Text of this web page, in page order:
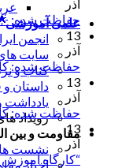
علمی آموزشی
انجمن
سایت
کتاب و
داستان و
یادداشت
رویداد
مقاومت و بین
نشست ها
اخبار
آذر
حفاظت شده:
13
آذر
حفاظت شده:
13
آذر
حفاظت شده:
13
آذر
“کارگاه